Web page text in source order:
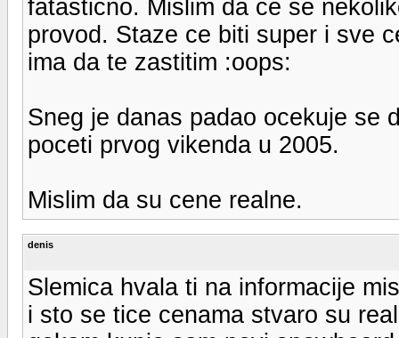
fatasticno. Mislim da ce se
provod. Staze ce biti super i sve
ima da te zastitim :oops:
Sneg je danas padao ocekuje se
poceti prvog vikenda u 2005.
Mislim da su cene realne.
denis
Slemica hvala ti na informacije
i sto se tice cenama stvaro su